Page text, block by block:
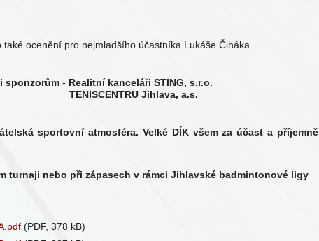
ocenění pro nejmladšího účastníka Lukáše Čiháka.
sponzorům - Realitní kanceláři STING, s.r.o.
Jihlava, a.s.
sportovní atmosféra. Velké DÍK všem za účast a příjemně
turnaji nebo při zápasech v rámci Jihlavské badmintonové ligy
(PDF, 378 kB)